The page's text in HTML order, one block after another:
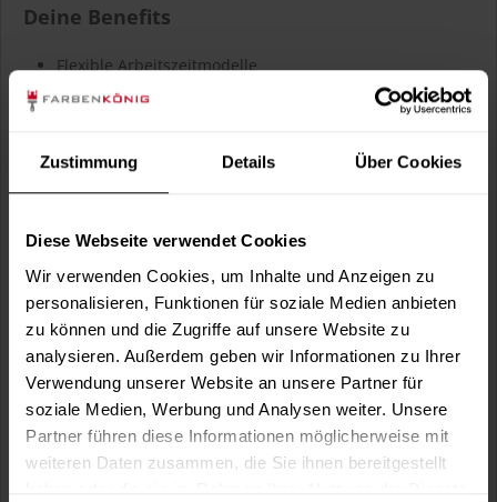
Zustimmung Details Über Cookies
Diese Webseite verwendet Cookies
Wir verwenden Cookies, um Inhalte und Anzeigen zu
personalisieren, Funktionen für soziale Medien anbieten
zu können und die Zugriffe auf unsere Website zu
analysieren. Außerdem geben wir Informationen zu Ihrer
Verwendung unserer Website an unsere Partner für
soziale Medien, Werbung und Analysen weiter. Unsere
Partner führen diese Informationen möglicherweise mit
weiteren Daten zusammen, die Sie ihnen bereitgestellt
Deine Benefits
Flexible Arbeitszeitmodelle
25 % Personalrabatt
Urlaubstage EXTRA - Du hast an Heiligabend, Silvester
und Deinem Geburtstag FREI
Gratis Mineralwasser, Kaffeespezialitäten und
Monatlich ein gemeinsames Team-Frühstück
Regelmäßige Schulungen zu Produkten und deren
Verabreitung
Ablauf Deiner Bewerbung
Sende uns Deine Bewerbung per Mail oder per Post.